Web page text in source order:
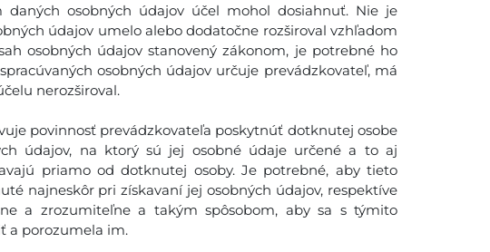
osobných údajov účel mohol dosiahnuť. Nie je
údajov umelo alebo dodatočne rozširoval vzhľadom
osobných údajov stanovený zákonom, je potrebné ho
osobných údajov určuje prevádzkovateľ, má
nerozširoval.
povinnosť prevádzkovateľa poskytnúť dotknutej osobe
údajov, na ktorý sú jej osobné údaje určené a to aj
priamo od dotknutej osoby. Je potrebné, aby tieto
najneskôr pri získavaní jej osobných údajov, respektíve
a zrozumiteľne a takým spôsobom, aby sa s týmito
a porozumela im.